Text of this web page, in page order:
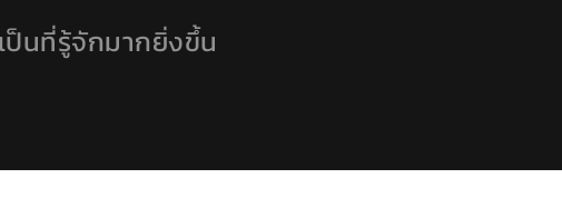
ป็นที่รู้จักมากยิ่งขึ้น